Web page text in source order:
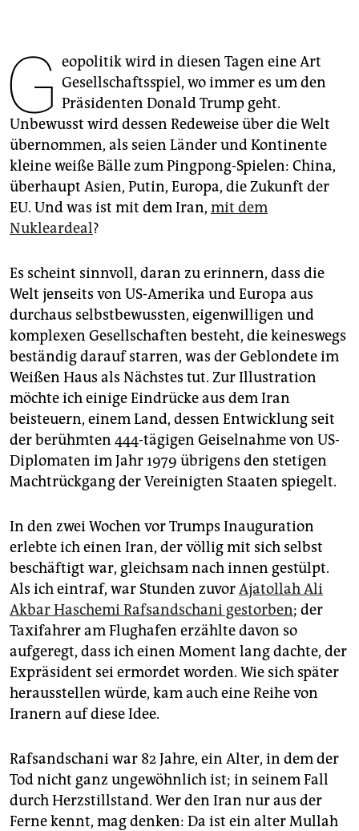
unterstützen
abo
genossenschaft
epaper login
G eopolitik wird in diesen Tagen eine Art
Gesellschaftsspiel, wo immer es um den
Präsidenten Donald Trump geht.
Unbewusst wird dessen Redeweise über die Welt
übernommen, als seien Länder und Kontinente
kleine weiße Bälle zum Pingpong-Spielen: China,
überhaupt Asien, Putin, Europa, die Zukunft der
EU. Und was ist mit dem Iran, mit dem
Nukleardeal?
Es scheint sinnvoll, daran zu erinnern, dass die
Welt jenseits von US-Amerika und Europa aus
durchaus selbstbewussten, eigenwilligen und
komplexen Gesellschaften besteht, die keineswegs
beständig darauf starren, was der Geblondete im
Weißen Haus als Nächstes tut. Zur Illustration
möchte ich einige Eindrücke aus dem Iran
beisteuern, einem Land, dessen Entwicklung seit
der berühmten 444-tägigen Geiselnahme von US-
Diplomaten im Jahr 1979 übrigens den stetigen
Machtrückgang der Vereinigten Staaten spiegelt.
In den zwei Wochen vor Trumps Inauguration
erlebte ich einen Iran, der völlig mit sich selbst
beschäftigt war, gleichsam nach innen gestülpt.
Als ich eintraf, war Stunden zuvorAjatollah Ali
Akbar Haschemi Rafsandschani gestorben; der
Taxifahrer am Flughafen erzählte davon so
aufgeregt, dass ich einen Moment lang dachte, der
Expräsident sei ermordet worden. Wie sich später
herausstellen würde, kam auch eine Reihe von
Iranern auf diese Idee.
Rafsandschani war 82 Jahre, ein Alter, in dem der
Tod nicht ganz ungewöhnlich ist; in seinem Fall
durch Herzstillstand. Wer den Iran nur aus der
Ferne kennt, mag denken: Da ist ein alter Mullah